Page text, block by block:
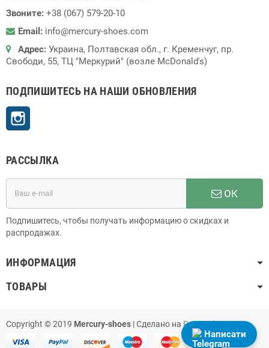
Звоните: +38 (067) 579-20-10
Email: info@mercury-shoes.com
Адрес: Украина, Полтавская обл., г. Кременчуг, пр.
Свободи, 55, ТЦ "Меркурий" (возле McDonald's)
ПОДПИШИТЕСЬ НА НАШИ ОБНОВЛЕНИЯ
РАССЫЛКА
ОК
Подпишитесь, чтобы получать информацию о скидках и
распродажах.
ИНФОРМАЦИЯ
ТОВАРЫ
Copyright © 2019 Mercury-shoes | Сделано на PrestaShop
Написати